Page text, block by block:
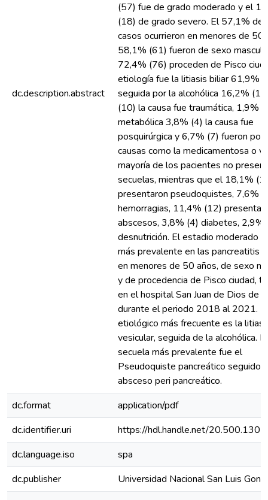
dc.description.abstract
(57) fue de grado moderado y el
(18) de grado severo. El 57,1% de
casos ocurrieron en menores de 50
58,1% (61) fueron de sexo
72,4% (76) proceden de Pisco
etiología fue la litiasis biliar 61,9%
seguida por la alcohólica 16,2%
(10) la causa fue traumática, 1,9%
metabólica 3,8% (4) la causa fue
posquirúrgica y 6,7% (7) fueron por
causas como la medicamentosa o
mayoría de los pacientes no
secuelas, mientras que el 18,1%
presentaron pseudoquistes, 7,6%
hemorragias, 11,4% (12)
abscesos, 3,8% (4) diabetes, 2,9%
desnutrición. El estadio moderado
más prevalente en las pancreatitis
en menores de 50 años, de sexo
y de procedencia de Pisco ciudad,
en el hospital San Juan de Dios de
durante el periodo 2018 al 2021.
etiológico más frecuente es la
vesicular, seguida de la alcohólica.
secuela más prevalente fue el
Pseudoquiste pancreático seguido
absceso peri pancreático.
dc.format
application/pdf
dc.identifier.uri
https://hdl.handle.net/
dc.language.iso
spa
dc.publisher
Universidad Nacional San Luis